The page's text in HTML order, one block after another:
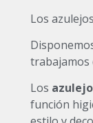
Los
trabajamos
Los
función